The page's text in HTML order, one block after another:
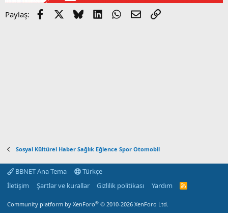
Paylaş: Facebook BlueskyLinkedInWhatsApp
E-postaLink
Sosyal Kültürel Haber Sağlık Eğlence Spor Otomobil
BBNET Ana Tema
Türkçe
İletişim
Şartlar ve kurallar Gizlilik politikası Yardım
R
Community platform by XenForo® © 2010-2026 XenForo Ltd.